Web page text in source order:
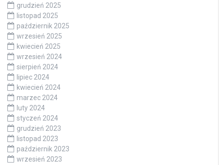
grudzień 2025
listopad 2025
październik 2025
wrzesień 2025
kwiecień 2025
wrzesień 2024
sierpień 2024
lipiec 2024
kwiecień 2024
marzec 2024
luty 2024
styczeń 2024
grudzień 2023
listopad 2023
październik 2023
wrzesień 2023